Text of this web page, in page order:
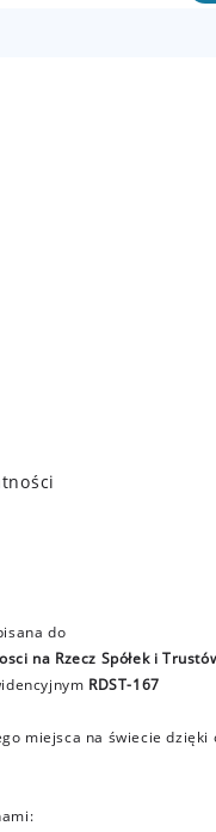
do
na Rzecz Spółek i
RDST-167
miejsca na świecie dzięki